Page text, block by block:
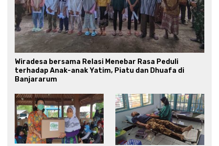
Wiradesa bersama Relasi Menebar Rasa Peduli
terhadap Anak-anak Yatim, Piatu dan Dhuafa di
Banjararum